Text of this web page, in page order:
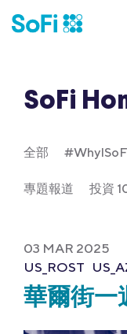
SoFi
全部
專題報道 投資
03 MAR 2025
US_ROST
華爾街一